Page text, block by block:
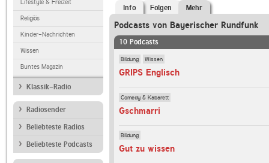
Lifestyle & Freizeit
Religiös
Kinder-Nachrichten
Wissen
Buntes Magazin
Klassik-Radio
Radiosender
Beliebteste Radios
Beliebteste Podcasts
Info Folgen Mehr
Podcasts von Bayerischer Rundfunk
10 Podcasts
Bildung Wissen
GRIPS Englisch
Comedy & Kabarett
Gschmarri
Bildung
Gut zu wissen